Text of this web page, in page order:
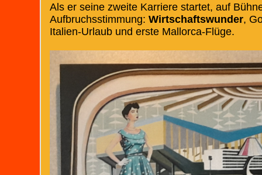
Als er seine zweite Karriere startet, auf
Aufbruchsstimmung: Wirtschaftswunder,
Italien-Urlaub und erste Mallorca-Flüge.